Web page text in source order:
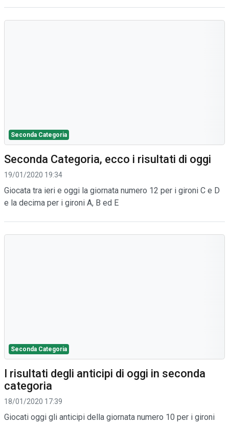
Seconda Categoria
Seconda Categoria, ecco i risultati di oggi
19/01/2020 19:34
Giocata tra ieri e oggi la giornata numero 12 per i gironi C e D
e la decima per i gironi A, B ed E
Seconda Categoria
I risultati degli anticipi di oggi in seconda
categoria
18/01/2020 17:39
Giocati oggi gli anticipi della giornata numero 10 per i gironi